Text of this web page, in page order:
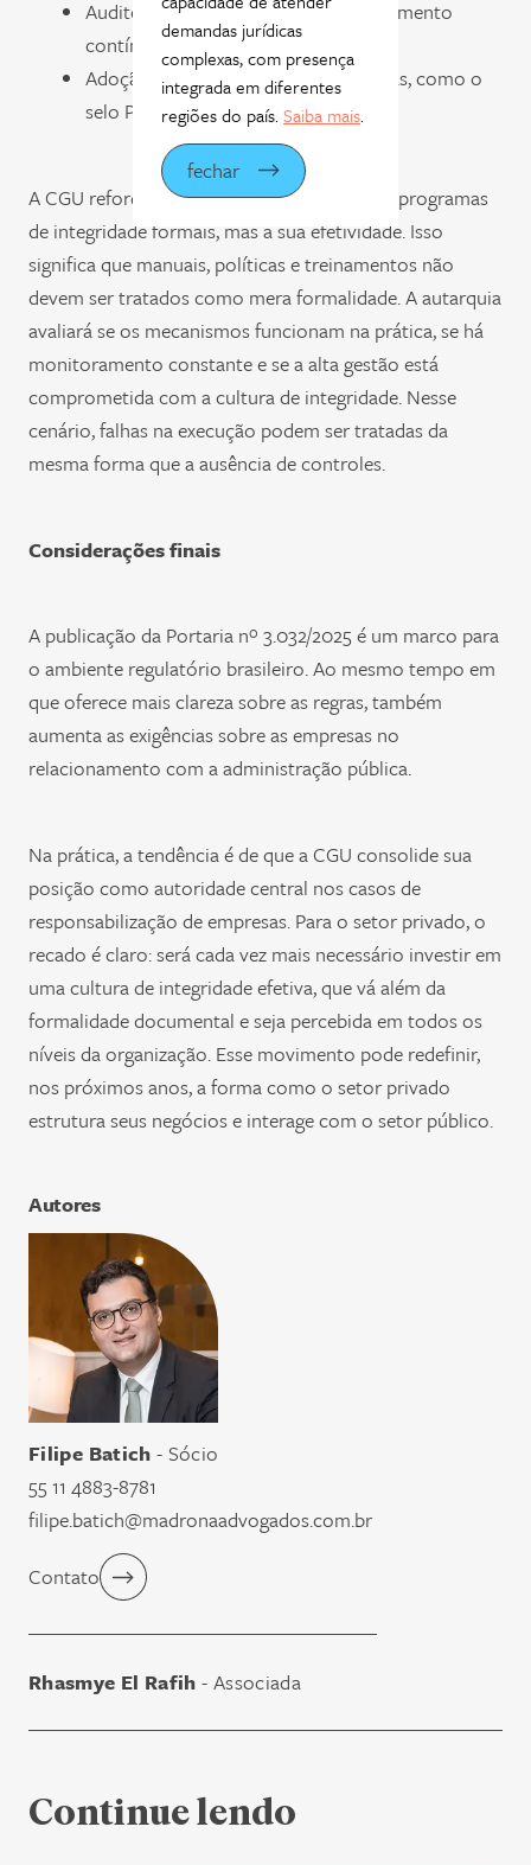
Autores
Filipe Batich - Sócio
55 11 4883-8781
filipe.batich@madronaadvogados.com.br
Contato
Rhasmye El Rafih - Associada
Auditorias independentes e monitoramento
contínuo das políticas;
Adoção de boas práticas reconhecidas, como o
selo Pró-Ética da CGU.
A CGU reforça não apenas a necessidade de programas
de integridade formais, mas a sua efetividade. Isso
significa que manuais, políticas e treinamentos não
devem ser tratados como mera formalidade. A autarquia
avaliará se os mecanismos funcionam na prática, se há
monitoramento constante e se a alta gestão está
comprometida com a cultura de integridade. Nesse
cenário, falhas na execução podem ser tratadas da
mesma forma que a ausência de controles.
Considerações finais
A publicação da Portaria nº 3.032/2025 é um marco para
o ambiente regulatório brasileiro. Ao mesmo tempo em
que oferece mais clareza sobre as regras, também
aumenta as exigências sobre as empresas no
relacionamento com a administração pública.
Na prática, a tendência é de que a CGU consolide sua
posição como autoridade central nos casos de
responsabilização de empresas. Para o setor privado, o
recado é claro: será cada vez mais necessário investir em
uma cultura de integridade efetiva, que vá além da
formalidade documental e seja percebida em todos os
níveis da organização. Esse movimento pode redefinir,
nos próximos anos, a forma como o setor privado
estrutura seus negócios e interage com o setor público.
Continue lendo
demandas jurídicas
complexas, com presença
integrada em diferentes
regiões do país.Saiba mais.
fechar